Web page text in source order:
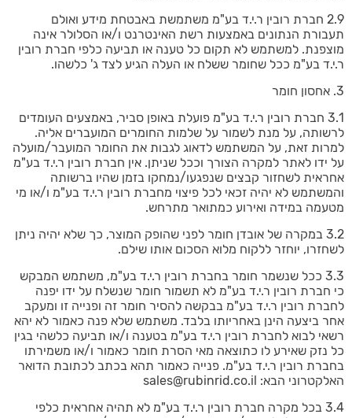
2.9 חברת רובין ר.י.ד בע"מ משתמשת באבטחת מידע ואולם
תעבורת הנתונים באמצעות רשת האינטרנט ו/או הסלולר אינה
מוצפנת. למשתמש לא תקום כל טענה או תביעה כלפי חברת רובין
ר.י.ד בע"מ ככל שחומר ששלח או העלה הגיע לצד ג' כלשהו.
3. אחסון חומר
3.1 חברת רובין ר.י.ד בע"מ פועלת באופן סביר, באמצעים העומדים
לרשותה, על מנת לשמור על שלמות החומרים המועברים אליה.
למרות זאת, על המשתמש לדאוג לגבות את החומר המועבר/מועלה
על ידו לאתר למקרה הצורך וככל שניתן. אין חברת רובין ר.י.ד בע"מ
אחראית לשחזור קבצים שנפגעו/נמחקו בזמן שהיו ברשותה
והמשתמש לא יהיה זכאי לכל פיצוי מחברת רובין ר.י.ד בע"מ ו/או מי
מטעמה במידה ואירוע כמתואר מתרחש.
3.2 במקרה של אובדן חומר לפני שהופק המוצר, כך שלא יהיה ניתן
לשחזרו, יוחזר ללקוח מלוא הסכום אותו שילם.
3.3 ככל שנשמר חומר בחברת רובין ר.י.ד בע"מ, משתמש המבקש
כי חברת רובין ר.י.ד בע"מ לא תשמור חומר שנשלח על ידו יפנה
לחברת רובין ר.י.ד בע"מ בבקשה להסיר חומר זה ופנייה זו ומעקב
אחר ביצעה הינן באחריותו בלבד. משתמש שלא פנה כאמור לא יהא
רשאי לבוא לחברת רובין ר.י.ד בע"מ בטענה ו/או תביעה כלשהי בגין
כל נזק שאירע לו כתוצאה מאי הסרת חומר כאמור ו/או משמירתו
בחברת רובין ר.י.ד בע"מ. פנייה כאמור תהא בכתב לכתובת הדואר
האלקטרוני הבא: sales@rubinrid.co.il
3.4 בכל מקרה חברת רובין ר.י.ד בע"מ לא תהיה אחראית כלפי